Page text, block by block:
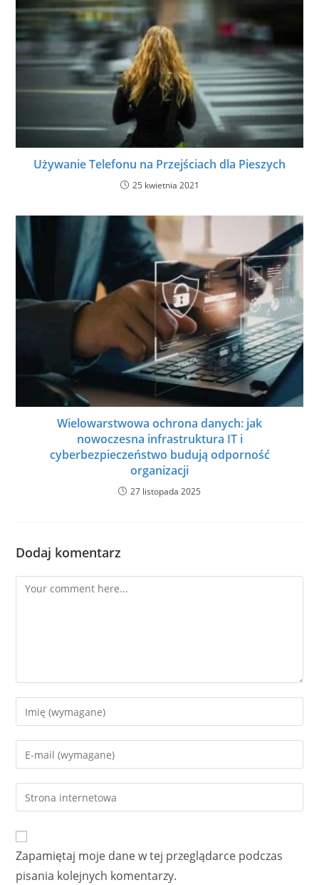
Używanie Telefonu na Przejściach dla Pieszych
25 kwietnia 2021
Wielowarstwowa ochrona danych: jak
nowoczesna infrastruktura IT i
cyberbezpieczeństwo budują odporność
organizacji
27 listopada 2025
Dodaj komentarz
Comment
Enter
your
name
comment
Enter
your
email
address
Enter
your
URL
(optional)
Zapamiętaj moje dane w tej przeglądarce podczas
pisania kolejnych komentarzy.